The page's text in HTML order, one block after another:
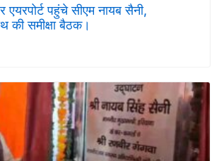
पहुंचे सीएम नायब सैनी,
की समीक्षा बैठक।